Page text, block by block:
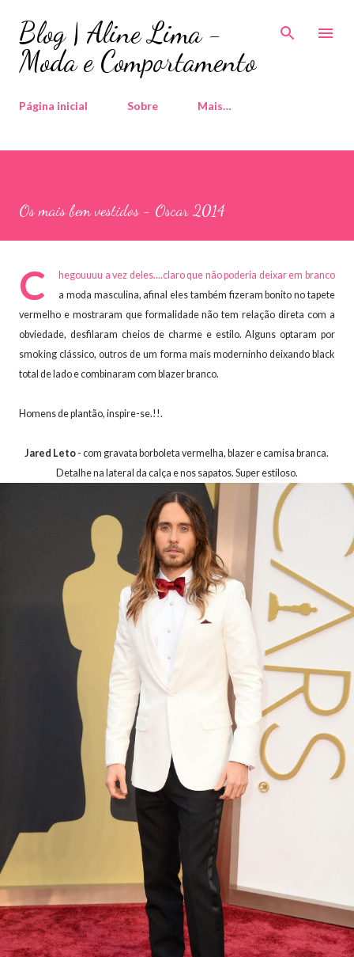
Pular para o conteúdo principal
Blog | Aline Lima -
Moda e Comportamento
Página inicial Sobre Mais…
Os mais bem vestidos - Oscar 2014
C
hegouuuu a vez deles....claro que não poderia deixar em branco
a moda masculina, afinal eles também fizeram bonito no tapete
vermelho e mostraram que formalidade não tem relação direta com a
obviedade, desfilaram cheios de charme e estilo. Alguns optaram por
smoking clássico, outros de um forma mais moderninho deixando black
total de lado e combinaram com blazer branco.
Homens de plantão, inspire-se.!!.
Jared Leto - com gravata borboleta vermelha, blazer e camisa branca.
Detalhe na lateral da calça e nos sapatos. Super estiloso.